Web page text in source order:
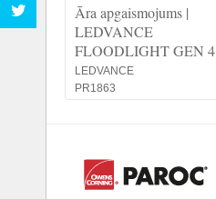
Āra apgaismojums |
LEDVANCE
FLOODLIGHT GEN 4
LEDVANCE
PR1863